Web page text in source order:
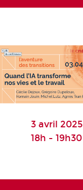
3 avril 2025
18h - 19h30